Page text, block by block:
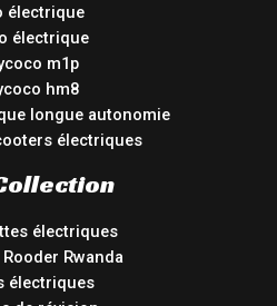
électrique
électrique
m1p
hm8
longue autonomie
électriques
électriques
Rwanda
électriques